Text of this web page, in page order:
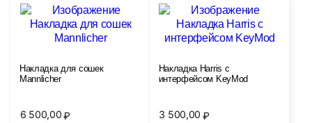
–
800,00₽
Накладка для сошек
Mannlicher
6 500,00₽
Накладка Harris с
интерфейсом KeyMod
3 500,00 ₽